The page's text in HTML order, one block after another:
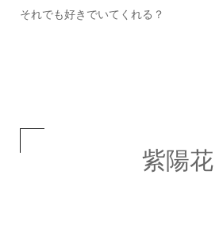
それでも好きでいてくれる？
紫陽花